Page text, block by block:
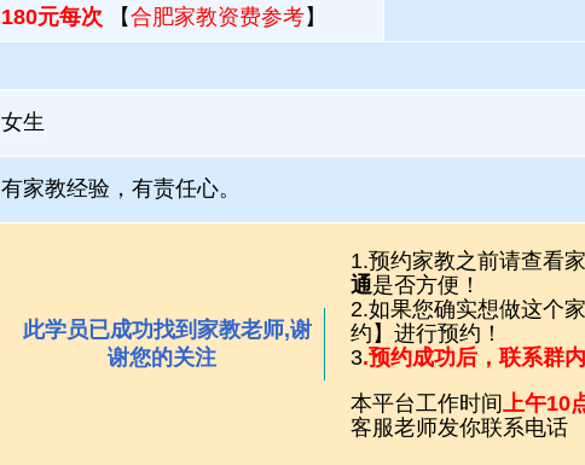
180元每次 【合肥家教资费参考】
女生
有家教经验，有责任心。
此学员已成功找到家教老师,谢
谢您的关注
1.预约家教之前请查看
通是否方便！
2.如果您确实想做这个
约】进行预约！
3.预约成功后，联系群
本平台工作时间上午10
客服老师发你联系电话